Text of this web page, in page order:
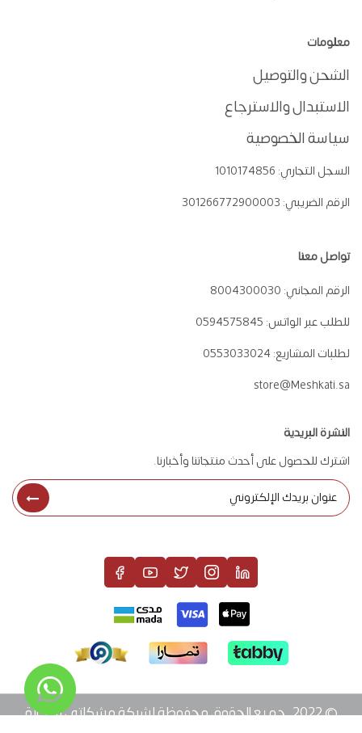
معلومات
الشحن والتوصيل
الاستبدال والاسترجاع
سياسة الخصوصية
السجل التجاري: 1010174856
الرقم الضريبي: 301266772900003
تواصل معنا
الرقم المجاني: 8004300030
للطلب عبر الواتس: 0594575845
لطلبات المشاريع: 0553033024
store@Meshkati.sa
النشرة البريدية
اشترك للحصول على أحدث منتجاتنا وأخبارنا.
© 2022. جميع الحقوق محفوظة لشركة مشكاتي للتجارة